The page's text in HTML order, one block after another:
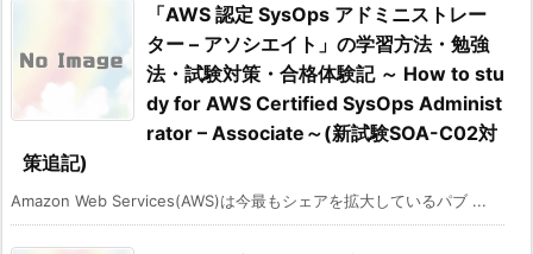
「AWS 認定 SysOps アドミニストレー
ター – アソシエイト」の学習方法・勉強
法・試験対策・合格体験記 ～ How to stu
dy for AWS Certified SysOps Administ
rator – Associate～(新試験SOA-C02対
策追記)
Amazon Web Services(AWS)は今最もシェアを拡大しているパブ ...